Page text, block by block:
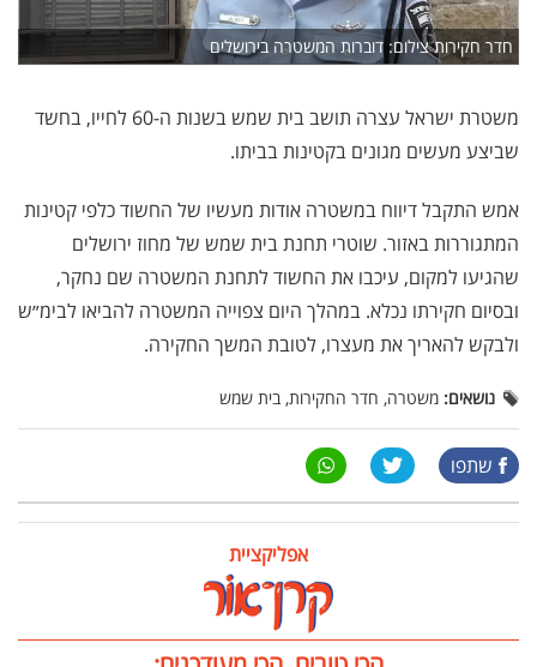
חדר חקירות צילום: דוברות המשטרה בירושלים
משטרת ישראל עצרה תושב בית שמש בשנות ה-60 לחייו, בחשד
שביצע מעשים מגונים בקטינות בביתו.
אמש התקבל דיווח במשטרה אודות מעשיו של החשוד כלפי קטינות
המתגוררות באזור. שוטרי תחנת בית שמש של מחוז ירושלים
שהגיעו למקום, עיכבו את החשוד לתחנת המשטרה שם נחקר,
ובסיום חקירתו נכלא. במהלך היום צפוייה המשטרה להביאו לבימ״ש
ולבקש להאריך את מעצרו, לטובת המשך החקירה.
נושאים: משטרה, חדר החקירות, בית שמש
שתפו
אפליקציית